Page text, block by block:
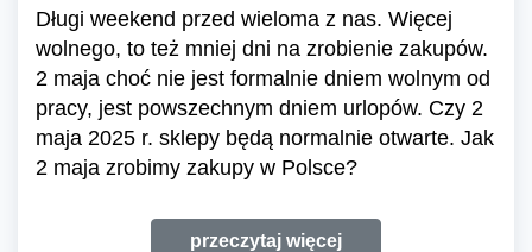
Długi weekend przed wieloma z nas. Więcej
wolnego, to też mniej dni na zrobienie zakupów.
2 maja choć nie jest formalnie dniem wolnym od
pracy, jest powszechnym dniem urlopów. Czy 2
maja 2025 r. sklepy będą normalnie otwarte. Jak
2 maja zrobimy zakupy w Polsce?
przeczytaj więcej